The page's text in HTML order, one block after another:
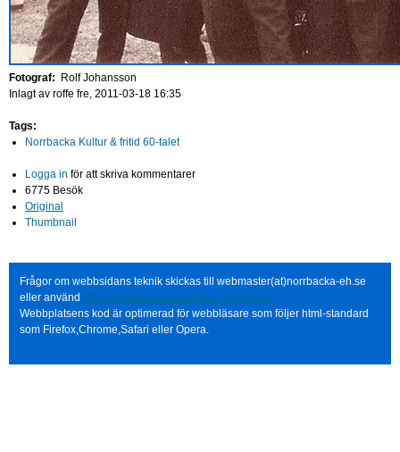
Fotograf:
Rolf Johansson
Inlagt av roffe fre, 2011-03-18 16:35
Tags:
Norrbacka Kultur & fritid 60-talet
Logga in för att skriva kommentarer
6775 Besök
Original
Thumbnail
Frågor om webbsidans teknik skickas till webmaster(at)norrbacka-eh.se
eller använd http://www.norrbacka-eh.se/?q=contact
Webbplatsens kod är optimerad för webbläsare som följer html-standard
som Firefox,Chrome,Safari eller Opera.